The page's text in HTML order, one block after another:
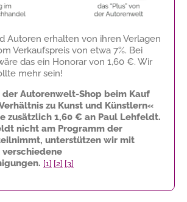
Autoren erhalten von ihren Verlagen
Verkaufspreis von etwa 7%. Bei
das ein Honorar von 1,60 €. Wir
mehr sein!
der Autorenwelt-Shop beim Kauf
zu Kunst und Künstlern«
zusätzlich 1,60 € an Paul Lehfeldt.
nicht am Programm der
unterstützen wir mit
[1] [2] [3]